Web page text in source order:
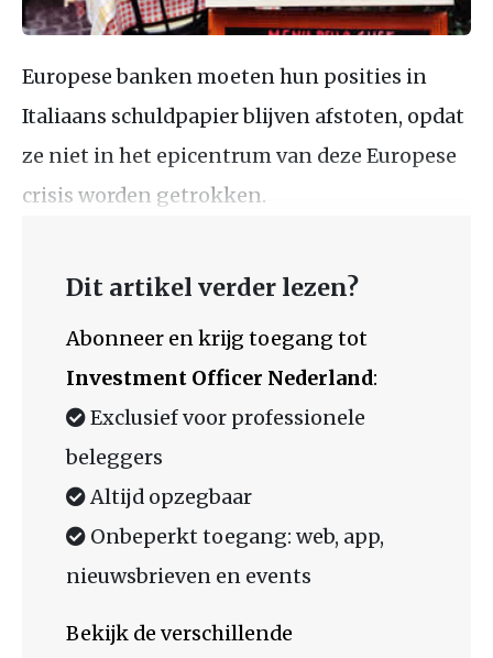
Europese banken moeten hun posities in
Italiaans schuldpapier blijven afstoten, opdat
ze niet in het epicentrum van deze Europese
crisis worden getrokken.
Dit artikel verder lezen?
Abonneer en krijg toegang tot
Investment Officer Nederland:
Exclusief voor professionele
beleggers
Altijd opzegbaar
Onbeperkt toegang: web, app,
nieuwsbrieven en events
Bekijk de verschillende